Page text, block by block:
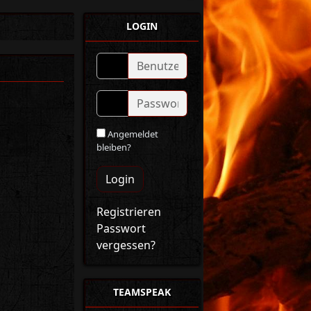
LOGIN
Angemeldet
bleiben?
Login
Registrieren
Passwort
vergessen?
TEAMSPEAK